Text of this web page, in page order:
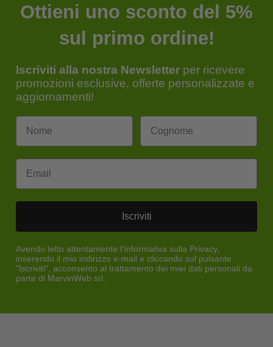
Ottieni uno sconto del 5%
sul primo ordine!
Iscriviti alla nostra Newsletter per ricevere
promozioni esclusive, offerte personalizzate e
aggiornamenti!
Email
Iscriviti
Avendo letto attentamente l'Informativa sulla Privacy,
inserendo il mio indirizzo e-mail e cliccando sul pulsante
"Iscriviti", acconsento al trattamento dei miei dati personali da
parte di MarvinWeb srl.